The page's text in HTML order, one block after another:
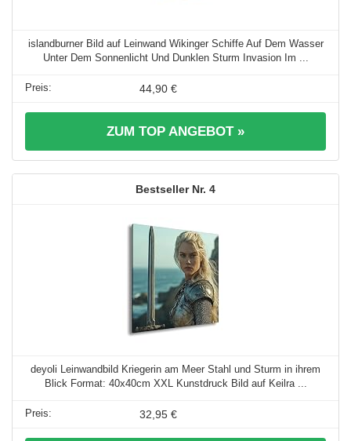
islandburner Bild auf Leinwand Wikinger Schiffe Auf Dem Wasser
Unter Dem Sonnenlicht Und Dunklen Sturm Invasion Im ...
44,90 €
ZUM TOP ANGEBOT »
4
deyoli Leinwandbild Kriegerin am Meer Stahl und Sturm in ihrem
Blick Format: 40x40cm XXL Kunstdruck Bild auf Keilra ...
32,95 €